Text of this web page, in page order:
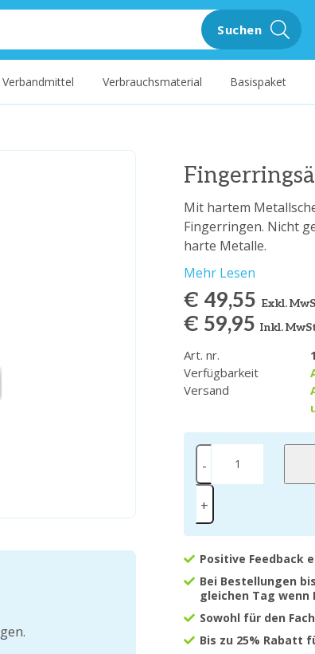
Suchen
Verbandmittel Verbrauchsmaterial Basispaket
Mit hartem
Fingerringen. Nicht
harte Metalle.
Mehr Lesen
€ 49,55 Exkl.
€ 59,95Inkl.
Art. nr.
Verfügbarkeit
Versand
-
+
Positive Feedback
Bei Bestellungen
gleichen Tag wenn
Sowohl für den
Bis zu 25% Rabatt